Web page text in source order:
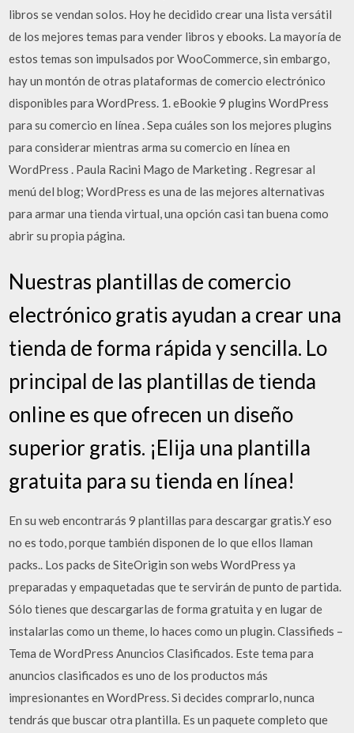
libros se vendan solos. Hoy he decidido crear una lista versátil
de los mejores temas para vender libros y ebooks. La mayoría de
estos temas son impulsados por WooCommerce, sin embargo,
hay un montón de otras plataformas de comercio electrónico
disponibles para WordPress. 1. eBookie 9 plugins WordPress
para su comercio en línea . Sepa cuáles son los mejores plugins
para considerar mientras arma su comercio en línea en
WordPress . Paula Racini Mago de Marketing . Regresar al
menú del blog; WordPress es una de las mejores alternativas
para armar una tienda virtual, una opción casi tan buena como
abrir su propia página.
Nuestras plantillas de comercio
electrónico gratis ayudan a crear una
tienda de forma rápida y sencilla. Lo
principal de las plantillas de tienda
online es que ofrecen un diseño
superior gratis. ¡Elija una plantilla
gratuita para su tienda en línea!
En su web encontrarás 9 plantillas para descargar gratis.Y eso
no es todo, porque también disponen de lo que ellos llaman
packs.. Los packs de SiteOrigin son webs WordPress ya
preparadas y empaquetadas que te servirán de punto de partida.
Sólo tienes que descargarlas de forma gratuita y en lugar de
instalarlas como un theme, lo haces como un plugin. Classifieds –
Tema de WordPress Anuncios Clasificados. Este tema para
anuncios clasificados es uno de los productos más
impresionantes en WordPress. Si decides comprarlo, nunca
tendrás que buscar otra plantilla. Es un paquete completo que